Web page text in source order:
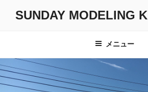
へ
ス
SUNDAY MODELING K
メニュー